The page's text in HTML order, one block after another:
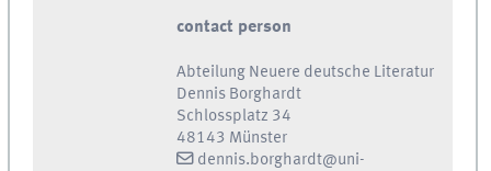
contact person
Abteilung Neuere deutsche Literatur
Dennis Borghardt
Schlossplatz 34
48143 Münster
dennis.borghardt@uni-